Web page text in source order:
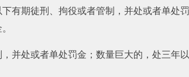
有期徒刑、拘役或者管制，并处或者单处
并处或者单处罚金；数量巨大的，处三年